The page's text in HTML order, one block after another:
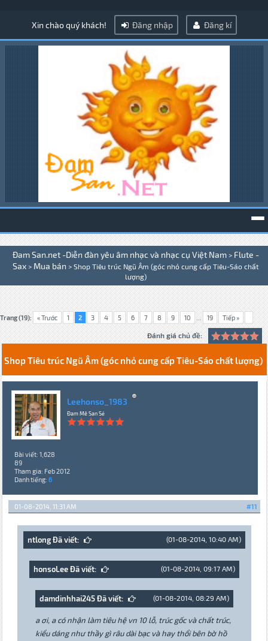
Xin chào quý khách! Đăng nhập Đăng kí
Đam San.net -Diễn đàn yêu âm nhạc và nhạc cụ Việt Nam > Flute -
Sax > Mua bán > Shop Tiêu trúc Ngũ Âm (góc nhỏ cung cấp Tiêu-Sáo chất
lượng)
Trang (19): « Trước 1 2 3 4 5 6 7 8 9 10 ... 19 Tiếp »
Đánh giá chủ đề:
Shop Tiêu trúc Ngũ Âm (góc nhỏ cung cấp Tiêu-Sáo chất lượng)
Leehonso_1983
Đam Mê San Sẻ
Bài viết: 1,628
89
Tham gia: Feb 2012
Danh tiếng: 6
#11
01-08-2014, 11:31 AM
(01-08-2014, 10:40 AM)
ntlong Đã viết:
(01-08-2014, 09:17 AM)
honsoLee Đã viết:
(01-08-2014, 08:29 AM)
damdinhhai245 Đã viết:
a ơi, a có nhận làm tiêu hệ vn 10 lỗ, trúc gốc và chất trúc,
kiểu dáng như thầy gì râu dài bạc và hay thổi bên bờ hồ